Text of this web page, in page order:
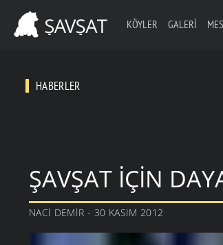
KÖYLER GALERI
HABERLER
ŞAVŞAT İÇIN
NACI DEMIR - 30 KASIM 2012